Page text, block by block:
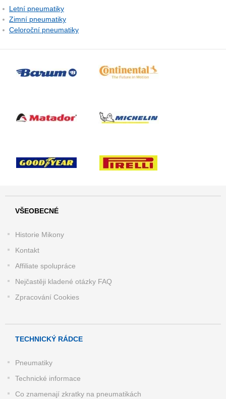
Letní pneumatiky
Zimní pneumatiky
Celoroční pneumatiky
VŠEOBECNÉ
Historie Mikony
Kontakt
Affiliate spolupráce
Nejčastěji kladené otázky FAQ
Zpracování Cookies
TECHNICKÝ RÁDCE
Pneumatiky
Technické informace
Co znamenají zkratky na pneumatikách